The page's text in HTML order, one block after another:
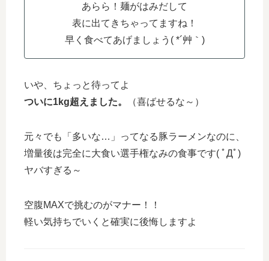
あらら！麺がはみだして
表に出てきちゃってますね！
早く食べてあげましょう( *´艸｀)
いや、ちょっと待ってよ
ついに1kg超えました。
（喜ばせるな～）
元々でも「多いな…」ってなる豚ラーメンなのに、
増量後は完全に大食い選手権なみの食事です( ﾟДﾟ)
ヤバすぎる～
空腹MAXで挑むのがマナー！！
軽い気持ちでいくと確実に後悔しますよ